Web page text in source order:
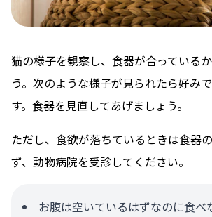
猫の様子を観察し、食器が合っている
う。次のような様子が見られたら好み
す。食器を見直してあげましょう。
ただし、食欲が落ちているときは食器
ず、動物病院を受診してください。
お腹は空いているはずなのに食べ